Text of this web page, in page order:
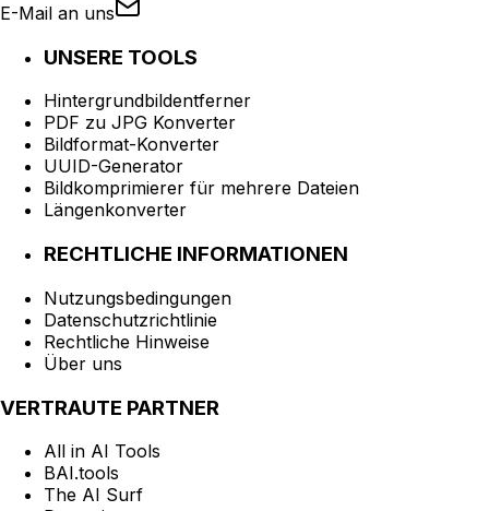
E-Mail an uns
UNSERE TOOLS
Hintergrundbildentferner
PDF zu JPG Konverter
Bildformat-Konverter
UUID-Generator
Bildkomprimierer für mehrere Dateien
Längenkonverter
RECHTLICHE INFORMATIONEN
Nutzungsbedingungen
Datenschutzrichtlinie
Rechtliche Hinweise
Über uns
VERTRAUTE PARTNER
All in AI Tools
BAI.tools
The AI Surf